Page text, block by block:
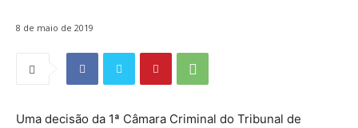
8 de maio de 2019
Uma decisão da 1ª Câmara Criminal do Tribunal de